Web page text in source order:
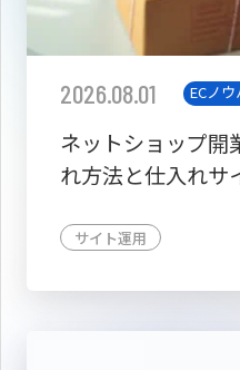
2026.08.01 ECノウ
ネットショップ開
れ方法と仕入れサ
サイト運用